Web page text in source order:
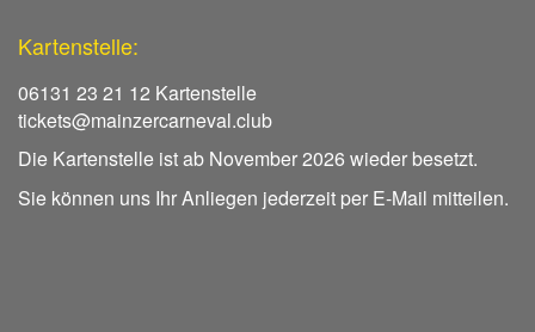
Kartenstelle:
06131 23 21 12 Kartenstelle
tickets@mainzercarneval.club
Die Kartenstelle ist ab November 2026 wieder besetzt.
Sie können uns Ihr Anliegen jederzeit per E-Mail mitteilen.